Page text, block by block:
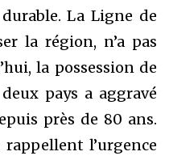
La Ligne de
la région, n’a pas
la possession de
pays a aggravé
près de 80 ans.
l’urgence